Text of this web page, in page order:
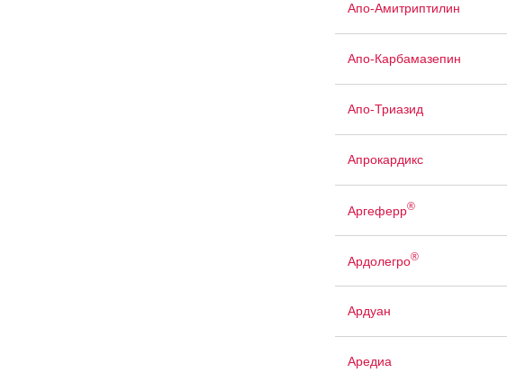
Апо-Амитриптилин
Апо-Карбамазепин
Апо-Триазид
Апрокардикс
Аргеферр®
Ардолегро®
Ардуан
Аредиа